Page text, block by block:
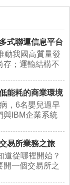
式聯運信息平台
動我國高質量發
存；運輸結構不
能耗的商業環境
，6名嬰兒過早
與IBM企業系統
易所業務之旅
道從哪裡開始？
開一個交易所之